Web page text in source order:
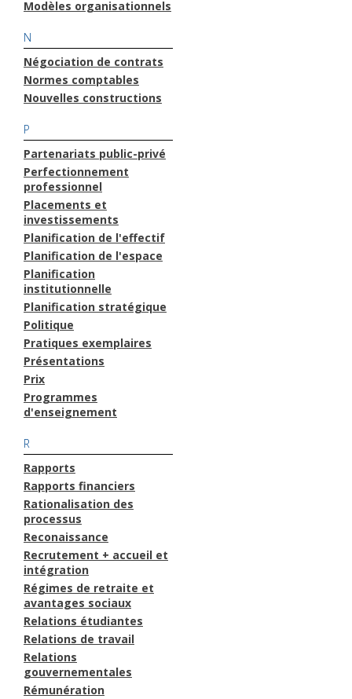
Modèles organisationnels
N
Négociation de contrats
Normes comptables
Nouvelles constructions
P
Partenariats public-privé
Perfectionnement
professionnel
Placements et
investissements
Planification de l'effectif
Planification de l'espace
Planification
institutionnelle
Planification stratégique
Politique
Pratiques exemplaires
Présentations
Prix
Programmes
d'enseignement
R
Rapports
Rapports financiers
Rationalisation des
processus
Reconaissance
Recrutement + accueil et
intégration
Régimes de retraite et
avantages sociaux
Relations étudiantes
Relations de travail
Relations
gouvernementales
Rémunération